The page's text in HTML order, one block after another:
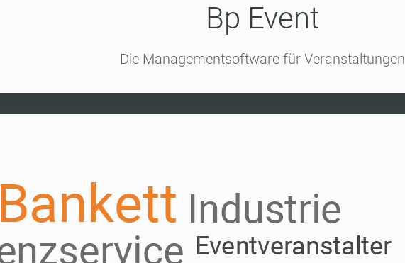
Bp Event
Die Managementsoftware für Veranstaltungen